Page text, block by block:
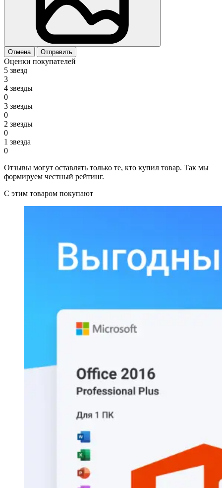
Отмена Отправить
Оценки покупателей
5 звезд
3
4 звезды
0
3 звезды
0
2 звезды
0
1 звезда
0
Отзывы могут оставлять только те, кто купил товар. Так мы
формируем честный рейтинг.
С этим товаром покупают